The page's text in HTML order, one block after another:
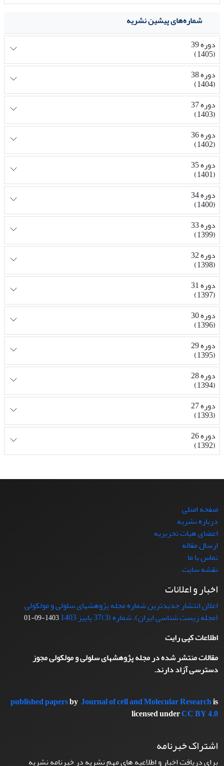
شماره‌های پیشین نشریه
دوره 39
(1405)
دوره 38
(1404)
دوره 37
(1403)
دوره 36
(1402)
دوره 35
(1401)
دوره 34
(1400)
دوره 33
(1399)
دوره 32
(1398)
دوره 31
(1397)
دوره 30
(1396)
دوره 29
(1395)
دوره 28
(1394)
دوره 27
(1393)
دوره 26
(1392)
صفحه اصلی
درباره نشریه
اعضای هیات تحریریه
ارسال مقاله
تماس با ما
نقشه سایت
اخبار و اعلانات
اعلان انتشار جدیدترین شماره مجله پژوهشهای سلولی و مولکولی
(مجله زیست شناسی ایران)، شماره (3)37 پاییز 1403
1403-09-01
اطلاعات کپی رایت
مقالات منتشر شده در مجله پژوهشهای سلولی و مولکولی مجوز
دسترسی آزاد دارند.
published papersby Journal of cell and Molecular Researchis
licensed underCC BY 4.0
اشتراک خبرنامه
برای دریافت اخبار و اطلاعیه های مهم نشریه در خبرنامه نشریه